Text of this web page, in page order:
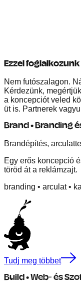
Ezzel foglalkozunk
Nem futószalagon.
Kérdezünk,
a koncepciót veled
üt is. Partnerek
Brand • Branding
Brandépítés,
Egy erős koncepció
töröd át a reklámzajt.
branding • arculat•
Tudj meg többet
Build • Web- és